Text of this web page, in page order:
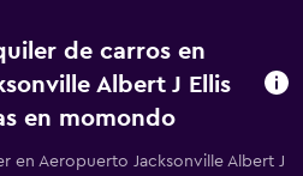
de carros en
Albert J Ellis
en momondo
en Aeropuerto Jacksonville Albert J